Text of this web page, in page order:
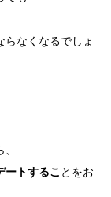
なくなるでしょ
ートするこ とをお